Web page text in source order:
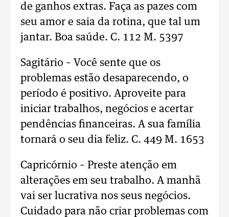
de ganhos extras. Faça as pazes com
seu amor e saia da rotina, que tal um
jantar. Boa saúde. C. 112 M. 5397
Sagitário – Você sente que os
problemas estão desaparecendo, o
período é positivo. Aproveite para
iniciar trabalhos, negócios e acertar
pendências financeiras. A sua família
tornará o seu dia feliz. C. 449 M. 1653
Capricórnio – Preste atenção em
alterações em seu trabalho. A manhã
vai ser lucrativa nos seus negócios.
Cuidado para não criar problemas com